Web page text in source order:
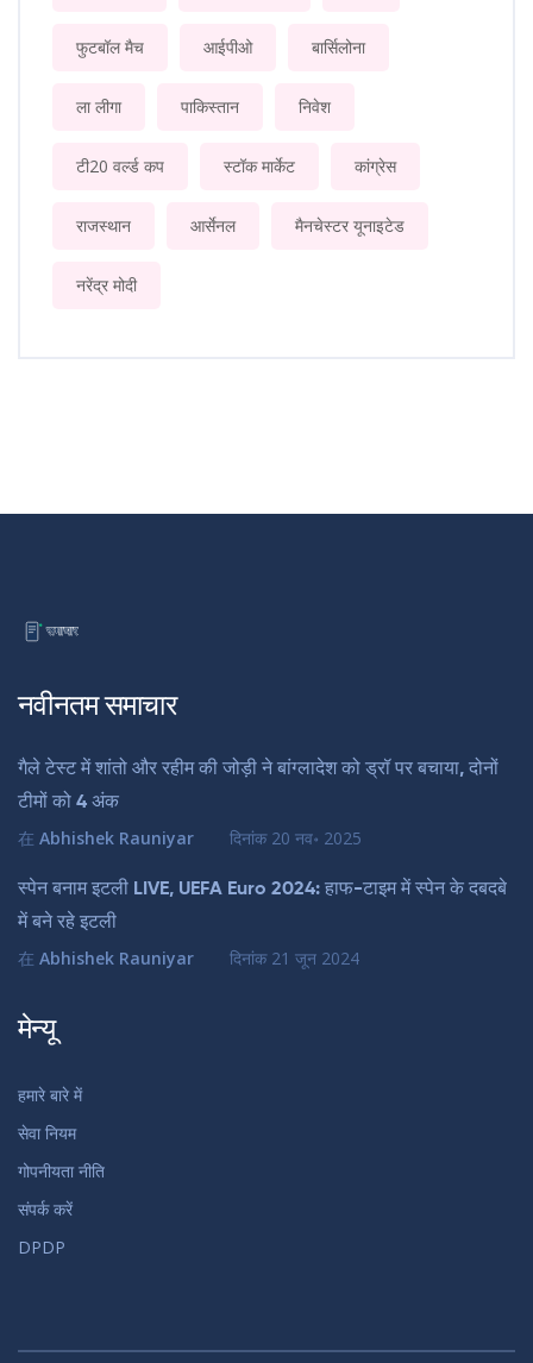
फुटबॉल मैच आईपीओ बार्सिलोना
ला लीगा पाकिस्तान निवेश
टी20 वर्ल्ड कप स्टॉक मार्केट कांग्रेस
राजस्थान आर्सेनल मैनचेस्टर यूनाइटेड
नरेंद्र मोदी
नवीनतम समाचार
गैले टेस्ट में शांतो और रहीम की जोड़ी ने बांग्लादेश को ड्रॉ पर बचाया, दोनों
टीमों को 4 अंक
在 Abhishek Rauniyar दिनांक 20 नव॰ 2025
स्पेन बनाम इटली LIVE, UEFA Euro 2024: हाफ-टाइम में स्पेन के दबदबे
में बने रहे इटली
在 Abhishek Rauniyar दिनांक 21 जून 2024
मेन्यू
हमारे बारे में
सेवा नियम
गोपनीयता नीति
संपर्क करें
DPDP